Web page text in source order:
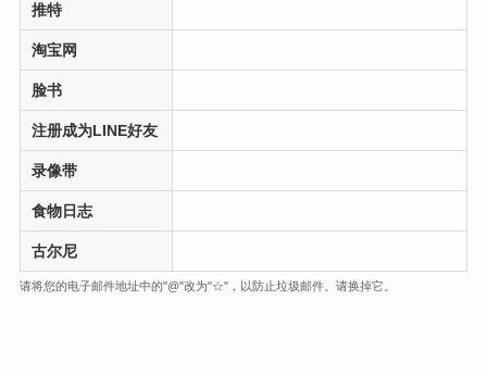
推特
淘宝网
脸书
注册成为LINE好友
录像带
食物日志
古尔尼
请将您的电子邮件地址中的"@"改为"☆"，以防止垃圾邮件。请换掉它。